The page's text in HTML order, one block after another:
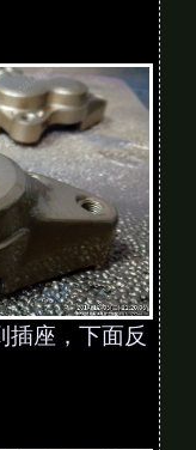
插座，下面反